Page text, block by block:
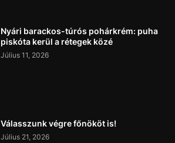
Nyári barackos-túrós pohárkrém: puha
piskóta kerül a rétegek közé
Július 11, 2026
Válasszunk végre főnököt is!
Július 21, 2026